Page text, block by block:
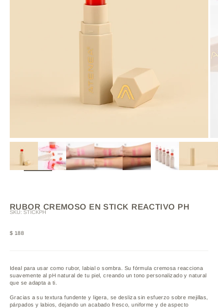
ZOOM
RUBOR CREMOSO EN STICK REACTIVO PH
SKU: STICKPH
Precio de oferta
$ 188
Ideal para usar como rubor, labial o sombra. Su fórmula cremosa reacciona
suavemente al pH natural de tu piel, creando un tono personalizado y natural
que se adapta a ti.
Gracias a su textura fundente y ligera, se desliza sin esfuerzo sobre mejillas,
párpados y labios, dejando un acabado fresco, uniforme y de aspecto